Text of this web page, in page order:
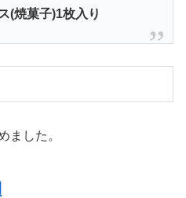
(焼菓子)1枚入り
ました。